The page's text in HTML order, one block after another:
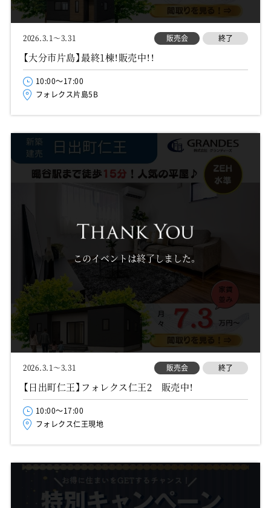
2026.3.1～3.31 販売会 終了
【大分市片島】最終1棟！販売中！！
10:00～17:00
フォレクス片島5B
このイベントは終了しました。
2026.3.1～3.31 販売会 終了
【日出町仁王】フォレクス仁王2 販売中！
10:00～17:00
フォレクス仁王現地